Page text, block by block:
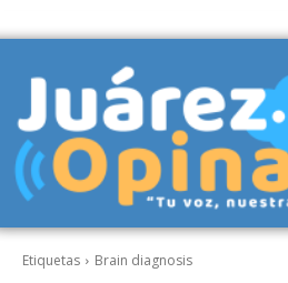
Etiquetas Brain diagnosis